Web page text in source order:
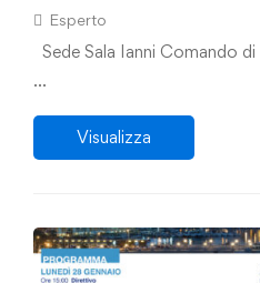
Esperto
Sede Sala Ianni Comando
…
Visualizza